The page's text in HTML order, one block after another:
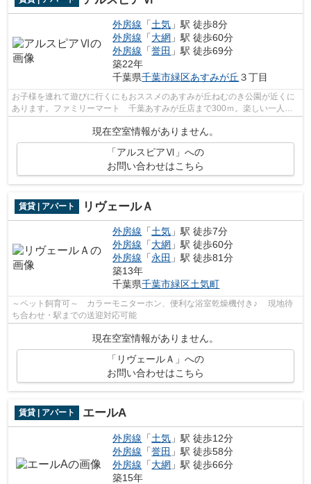
外房線 「土気 」駅 徒歩8分
外房線 「大網 」駅 徒歩60分
外房線 「誉田 」駅 徒歩69分
築22年
千葉県千葉市緑区あすみが丘 ３丁目
お子様を連れて遊びに行くにもおススメのあすみが丘ねむのき公園が近くに
あります。ファミリーマート 千葉あすみが丘店まで300ｍ。楽しい一人暮
現在空室情報がありません。
「アルスピアⅥ」への
お問い合わせはこちら
賃貸 | アパート リヴェールＡ
外房線 「土気 」駅 徒歩7分
外房線 「大網 」駅 徒歩60分
外房線 「永田 」駅 徒歩81分
築13年
千葉県千葉市緑区土気町
～ペット飼育可～ カラーモニターホン、便利な浴室乾燥機付き♪ 現地待
ち合わせ・駅までの送迎対応可能
現在空室情報がありません。
「リヴェールＡ」への
お問い合わせはこちら
賃貸 | アパート エールA
外房線 「土気 」駅 徒歩12分
外房線 「誉田 」駅 徒歩58分
外房線 「大網 」駅 徒歩66分
築15年